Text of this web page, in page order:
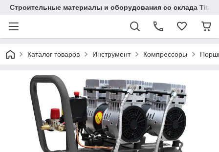
Строительные материалы и оборудования со склада
Каталог товаров Инструмент Компрессоры